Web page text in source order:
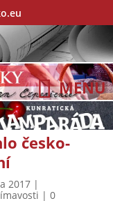
česko-
2017|
| 0